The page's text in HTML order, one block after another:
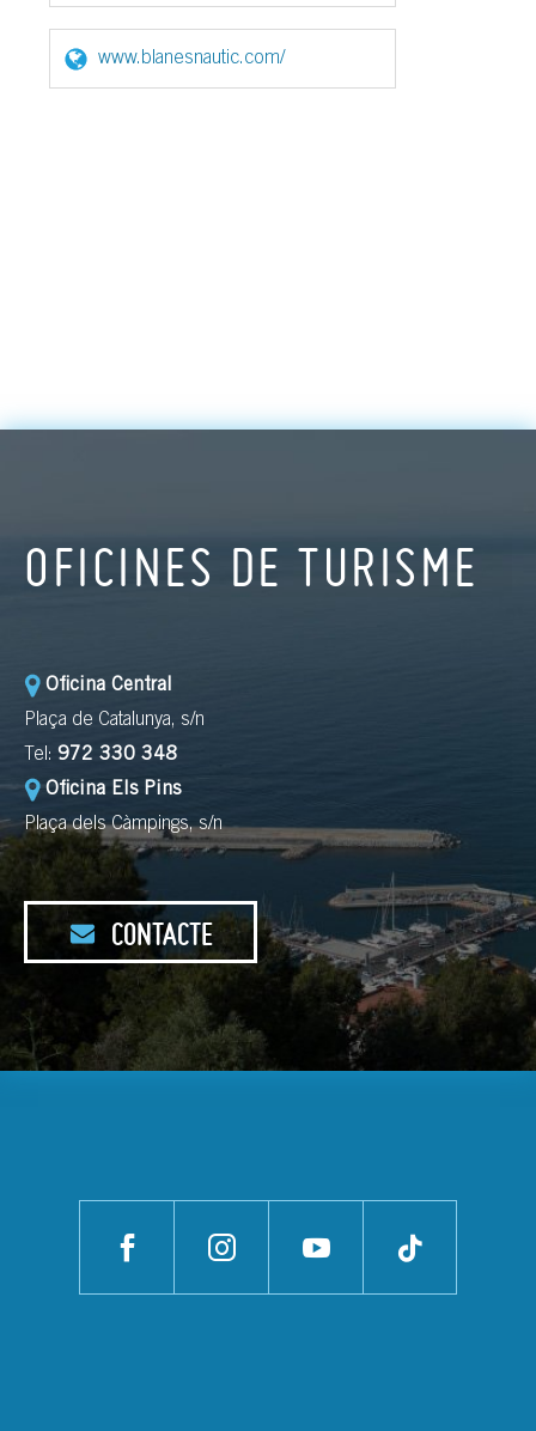
www.blanesnautic.com/
OFICINES DE TURISME
Oficina Central
Plaça de Catalunya, s/n
Tel: 972 330 348
Oficina Els Pins
Plaça dels Càmpings, s/n
CONTACTE